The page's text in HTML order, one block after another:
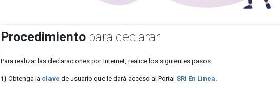
Procedimiento para declarar
Para realizar las declaraciones por Internet, realice los siguientes pasos:
1) Obtenga la clave de usuario que le dará acceso al Portal SRI En Línea.